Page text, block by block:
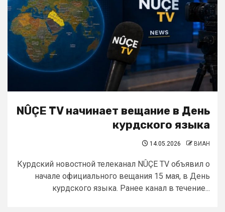
NÛÇE TV начинает вещание в День
курдского языка
14.05.2026 ВИАН
Курдский новостной телеканал NÛÇE TV объявил о
начале официального вещания 15 мая, в День
курдского языка. Ранее канал в течение...